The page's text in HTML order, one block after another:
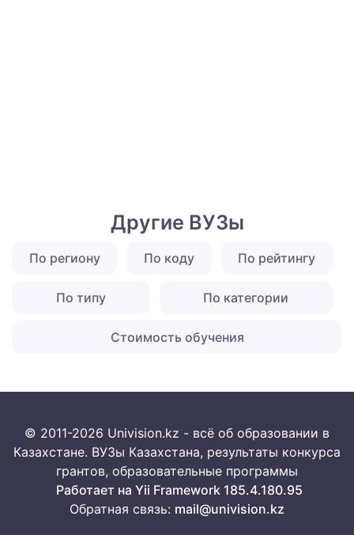
Другие ВУЗы
По региону По коду По рейтингу
По типу По категории
Стоимость обучения
© 2011-2026 Univision.kz - всё об образовании в
Казахстане. ВУЗы Казахстана, результаты конкурса
грантов, образовательные программы
Работает на Yii Framework 185.4.180.95
Обратная связь: mail@univision.kz